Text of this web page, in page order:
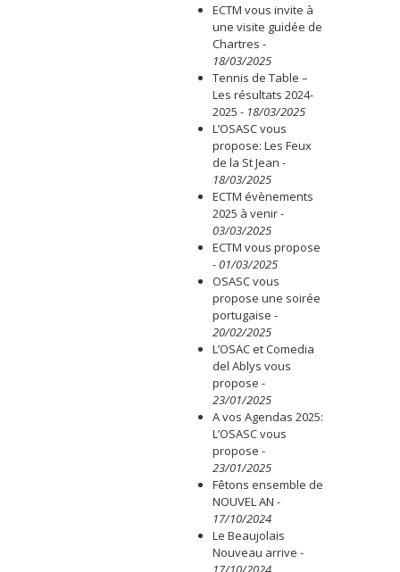
ECTM vous invite à
une visite guidée de
Chartres -
18/03/2025
Tennis de Table –
Les résultats 2024-
2025 - 18/03/2025
L’OSASC vous
propose: Les Feux
de la St Jean -
18/03/2025
ECTM évènements
2025 à venir-
03/03/2025
ECTM vous propose
-01/03/2025
OSASC vous
propose une soirée
portugaise -
20/02/2025
L’OSAC et Comedia
del Ablys vous
propose -
23/01/2025
A vos Agendas 2025:
L’OSASC vous
propose -
23/01/2025
Fêtons ensemble de
NOUVEL AN -
17/10/2024
Le Beaujolais
Nouveau arrive -